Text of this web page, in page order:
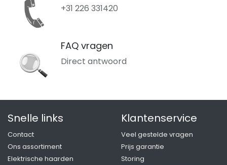
+31 226 331420
FAQ vragen
Direct antwoord
Snelle links
Contact
Ons assortiment
Elektrische haarden
Klantenservice
Veel gestelde vragen
Prijs garantie
Storing